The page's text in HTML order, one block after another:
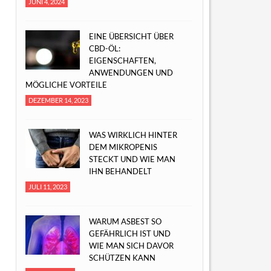
EINE ÜBERSICHT ÜBER
CBD-ÖL:
EIGENSCHAFTEN,
ANWENDUNGEN UND
MÖGLICHE VORTEILE
DEZEMBER 14, 2023
WAS WIRKLICH HINTER
DEM MIKROPENIS
STECKT UND WIE MAN
IHN BEHANDELT
JULI 11, 2023
WARUM ASBEST SO
GEFÄHRLICH IST UND
WIE MAN SICH DAVOR
SCHÜTZEN KANN